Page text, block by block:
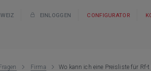
EINLOGGEN CONFIGURATOR
Firma Wo kann ich eine Preisliste für Rf-t